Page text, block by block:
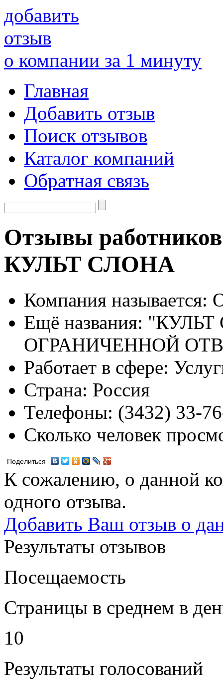
добавить
отзыв
о компании за 1 минуту
Главная
Добавить отзыв
Поиск отзывов
Каталог компаний
Обратная связь
Отзывы
КУЛЬТ СЛОНА
Компания называется:
Ещё названия:
ОГРАНИЧЕННОЙ
Работает в сфере:
Страна: Россия
Телефоны: (3432) 33-
Сколько человек
Поделиться
К сожалению, о данной
одного отзыва.
Добавить Ваш отзыв о
Результаты отзывов
Посещаемость
Страницы в среднем в
10
Результаты голосований